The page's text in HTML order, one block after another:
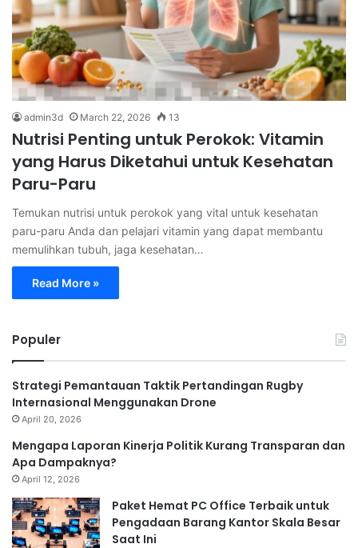
admin3d March 22, 2026 13
Nutrisi Penting untuk Perokok: Vitamin
yang Harus Diketahui untuk Kesehatan
Paru-Paru
Temukan nutrisi untuk perokok yang vital untuk kesehatan
paru-paru Anda dan pelajari vitamin yang dapat membantu
memulihkan tubuh, jaga kesehatan…
Read More »
Populer
Strategi Pemantauan Taktik Pertandingan Rugby
Internasional Menggunakan Drone
April 20, 2026
Mengapa Laporan Kinerja Politik Kurang Transparan dan
Apa Dampaknya?
April 12, 2026
Paket Hemat PC Office Terbaik untuk
Pengadaan Barang Kantor Skala Besar
Saat Ini